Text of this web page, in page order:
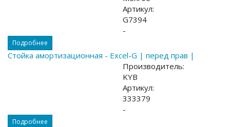
Артикул:
G7394
-
Подробнее
Стойка амортизационная - Excel-G | перед прав |
Производитель:
KYB
Артикул:
333379
-
Подробнее